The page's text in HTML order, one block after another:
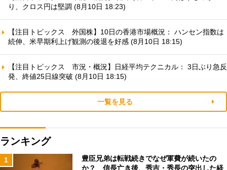
り、クロス円は堅調 (8月10日 18:23)
【注目トピックス 外国株】10日の香港市場概況： ハンセン指数は
続伸、米早期利上げ観測の後退を好感 (8月10日 18:15)
【注目トピックス 市況・概況】日経平均テクニカル： 3日ぶり急反
発、終値25日線突破 (8月10日 18:15)
一覧を見る
ランキング
1
豊臣兄弟は転戦続きでなぜ軍費が続いたの
か？ 信長亡き後、秀吉・秀長の突出した経